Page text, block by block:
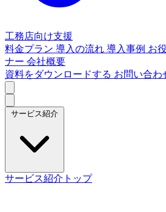
工務店向け支援
料金プラン 導入の流れ 導入事例 お
ナー 会社概要
資料をダウンロードする お問い合わ
サービス紹介トップ